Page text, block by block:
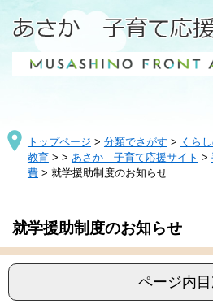
。
て
トップページ > 分類でさがす > くら
教育> > あさか 子育て応援サイト >
費> 就学援助制度のお知らせ
就学援助制度のお知らせ
ページ内目